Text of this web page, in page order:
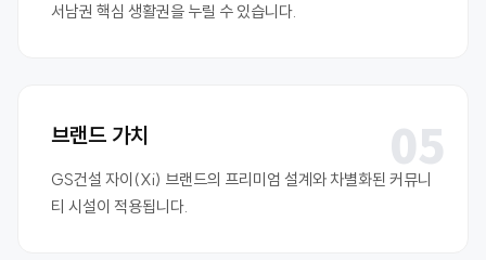
서남권 핵심 생활권을 누릴 수 있습니다.
05
브랜드 가치
GS건설 자이(Xi) 브랜드의 프리미엄 설계와 차별화된 커뮤니
티 시설이 적용됩니다.